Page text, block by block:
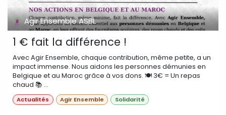
Agir Ensemble ASBL
1 € fait la différence !
Avec Agir Ensemble, chaque contribution, même petite, a un
impact immense. Nous aidons les personnes démunies en
Belgique et au Maroc grâce à vos dons. 🍽️ 3€ = Un repas
chaud 📚 ...
Actualités Agir Ensemble Solidarité